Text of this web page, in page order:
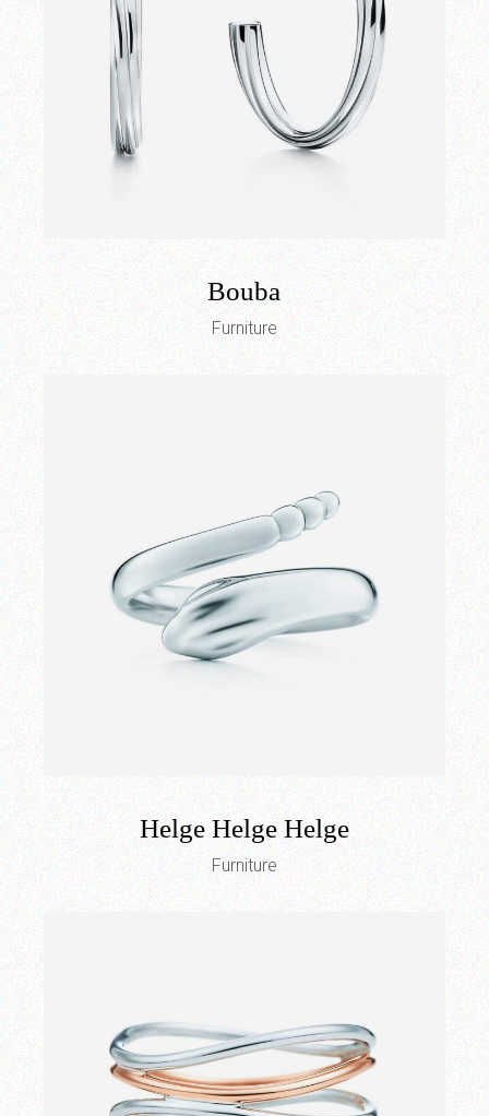
Bouba
Furniture
Helge Helge Helge
Furniture